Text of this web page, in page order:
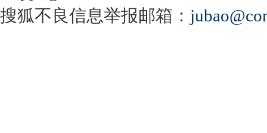
搜狐不良信息举报邮箱：